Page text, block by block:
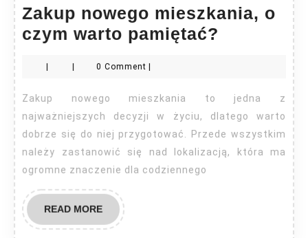
Zakup nowego mieszkania, o
czym warto pamiętać?
czym
warto
pamiętać?
| | 0 Comment |
Zakup nowego mieszkania to jedna z
najważniejszych decyzji w życiu, dlatego warto
dobrze się do niej przygotować. Przede wszystkim
należy zastanowić się nad lokalizacją, która ma
ogromne znaczenie dla codziennego
READ MOREREAD
MORE